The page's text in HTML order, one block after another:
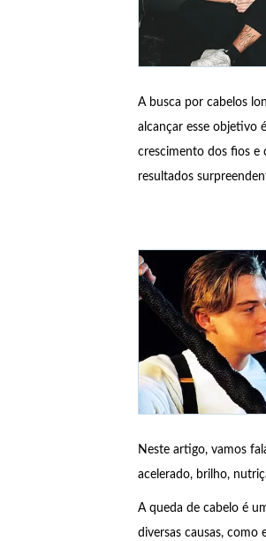
A busca por cabelos
alcançar esse objetivo
crescimento dos fios e
resultados
Neste artigo, vamos
acelerado, brilho,
A queda de cabelo é
diversas causas, como